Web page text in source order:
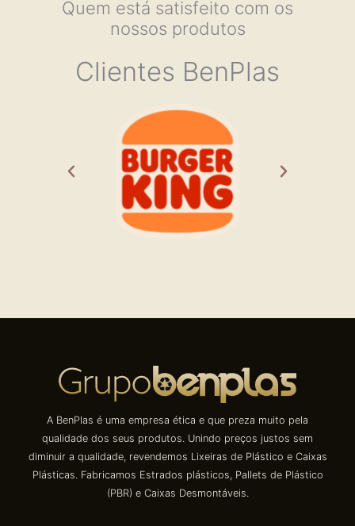
Quem está satisfeito com os
nossos produtos
Clientes BenPlas
A BenPlas é uma empresa ética e que preza muito pela
qualidade dos seus produtos. Unindo preços justos sem
diminuir a qualidade, revendemos Lixeiras de Plástico e Caixas
Plásticas. Fabricamos Estrados plásticos, Pallets de Plástico
(PBR) e Caixas Desmontáveis.